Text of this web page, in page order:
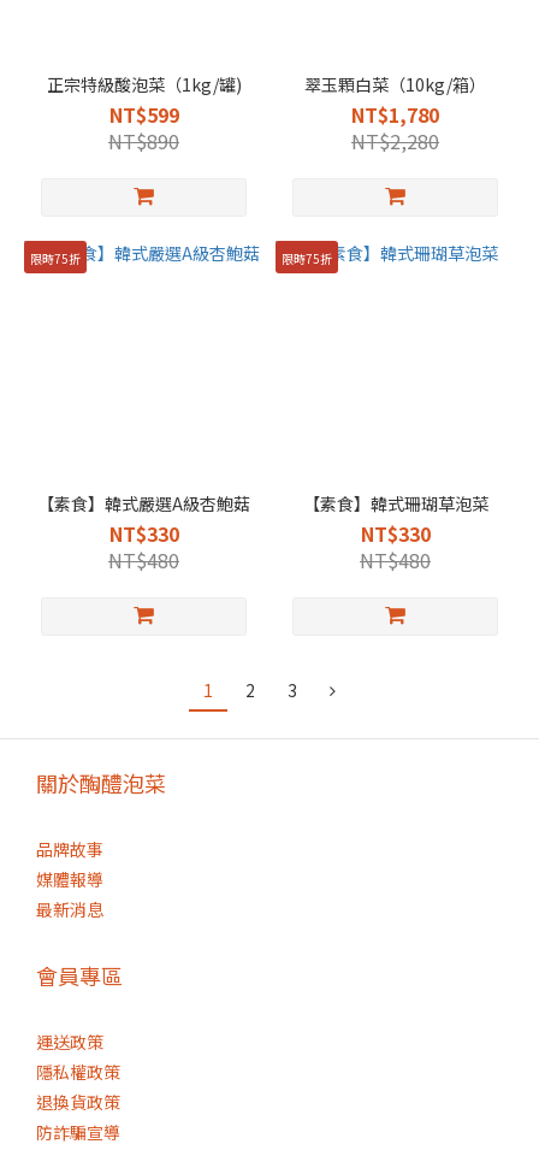
正宗特級酸泡菜（1kg/罐)
NT$599
NT$890
翠玉顆白菜（10kg/箱）
NT$1,780
NT$2,280
限時75折
【素食】韓式嚴選A級杏鮑菇
NT$330
NT$480
限時75折
【素食】韓式珊瑚草泡菜
NT$330
NT$480
1 2 3
關於醄醴泡菜
品牌故事
媒體報導
最新消息
會員專區
運送政策
隱私權政策
退換貨政策
防詐騙宣導